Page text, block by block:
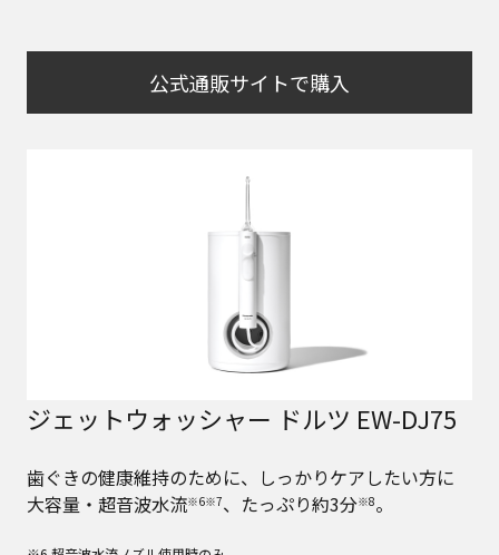
公式通販サイトで購入
ジェットウォッシャー ドルツ EW-DJ75
歯ぐきの健康維持のために、しっかりケアしたい方に
大容量・超音波水流※6※7、たっぷり約3分※8。